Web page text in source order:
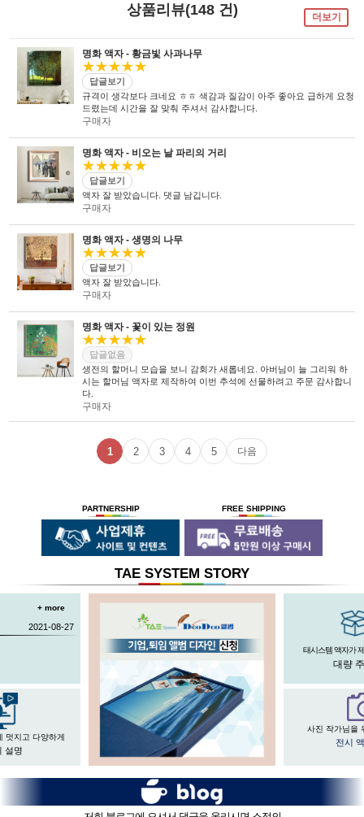
독자기술의 작업 방법과 소재 그리고
숙련된 작업자들로 구성되어있는 회사이며
액자를 만드는 전 공정의 기계를
국내 실정에 맞게 재구성 및 개발하여
세계 각국에 기계수출은 물론 기술지원을
사진UV 코팅기, 벨벳 코팅기,
뒷묻음 방지 방법을상품리뷰(148 건) 더보기
명화 액자 - 황금빛 사과나무
★★★★★
답글보기
규격이 생각보다 크네요 ㅎㅎ 색감과 질감이 아주 좋아요 급하게 요청
드렸는데 시간을 잘 맞춰 주셔서 감사합니다.
구매자
명화 액자 - 비오는 날 파리의 거리
★★★★★
답글보기
액자 잘 받았습니다. 댓글 남깁니다.
구매자
명화 액자 - 생명의 나무
★★★★★
답글보기
액자 잘 받았습니다.
구매자
명화 액자 - 꽃이 있는 정원
★★★★★
답글없음
생전의 할머니 모습을 보니 감회가 새롭네요. 아버님이 늘 그리워 하
시는 할머님 액자로 제작하여 이번 추석에 선물하려고 주문 감사합니
다.
구매자
1 2 3 4 5 다음
PARTNERSHIP FREE SHIPPING
TAE SYSTEM STORY
+ more
2021-08-27
태시스템 액자가
대량
멋지고 다양하게
설명
사진 작가님을
전시